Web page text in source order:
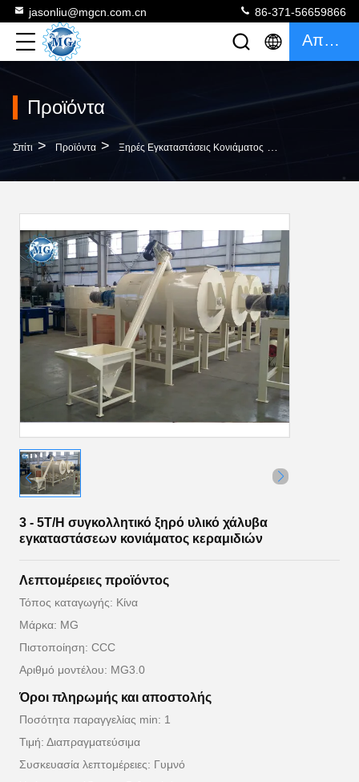
jasonliu@mgcn.com.cn 86-371-56659866
Απόσπασμα
Προϊόντα
Σπίτι > Προϊόντα > Ξηρές Εγκαταστάσεις Κονιάματος >
3 - 5T/H συγκολλητικό ξηρό υλικό χάλυβα
εγκαταστάσεων κονιάματος κεραμιδιών
Λεπτομέρειες προϊόντος
Τόπος καταγωγής: Κίνα
Μάρκα: MG
Πιστοποίηση: CCC
Αριθμό μοντέλου: MG3.0
Όροι πληρωμής και αποστολής
Ποσότητα παραγγελίας min: 1
Τιμή: Διαπραγματεύσιμα
Συσκευασία λεπτομέρειες: Γυμνό